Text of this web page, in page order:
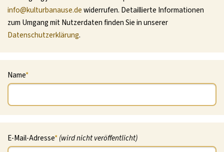
info@kulturbanause.dewiderrufen. Detaillierte Informationen
zum Umgang mit Nutzerdaten finden Sie in unserer
Datenschutzerklärung.
Name*
E-Mail-Adresse*(wird nicht veröffentlicht)